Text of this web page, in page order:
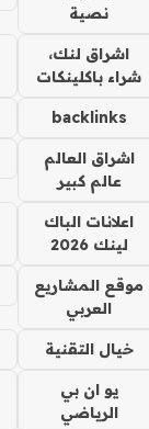
نصية
اشراق لنك،
شراء باكلينكات
backlinks
اشراق العالم
عالم كبير
اعلانات الباك
لينك 2026
موقع المشاريع
العربي
خيال التقنية
يو ان بي
الرياضي